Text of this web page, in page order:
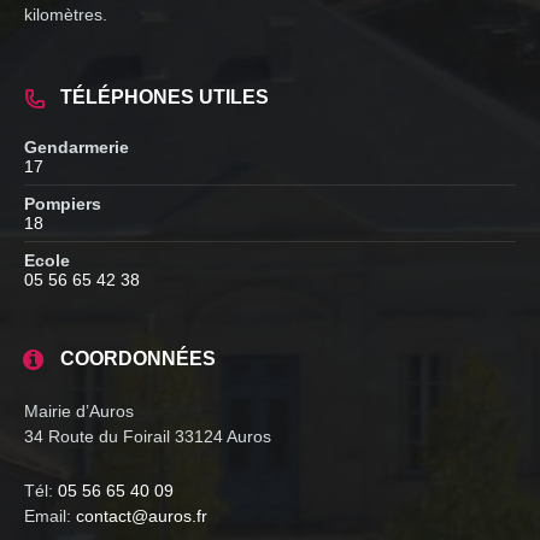
kilomètres.
TÉLÉPHONES UTILES
Gendarmerie
17
Pompiers
18
Ecole
05 56 65 42 38
COORDONNÉES
Mairie d’Auros
34 Route du Foirail 33124 Auros
Tél: 05 56 65 40 09
Email: contact@auros.fr